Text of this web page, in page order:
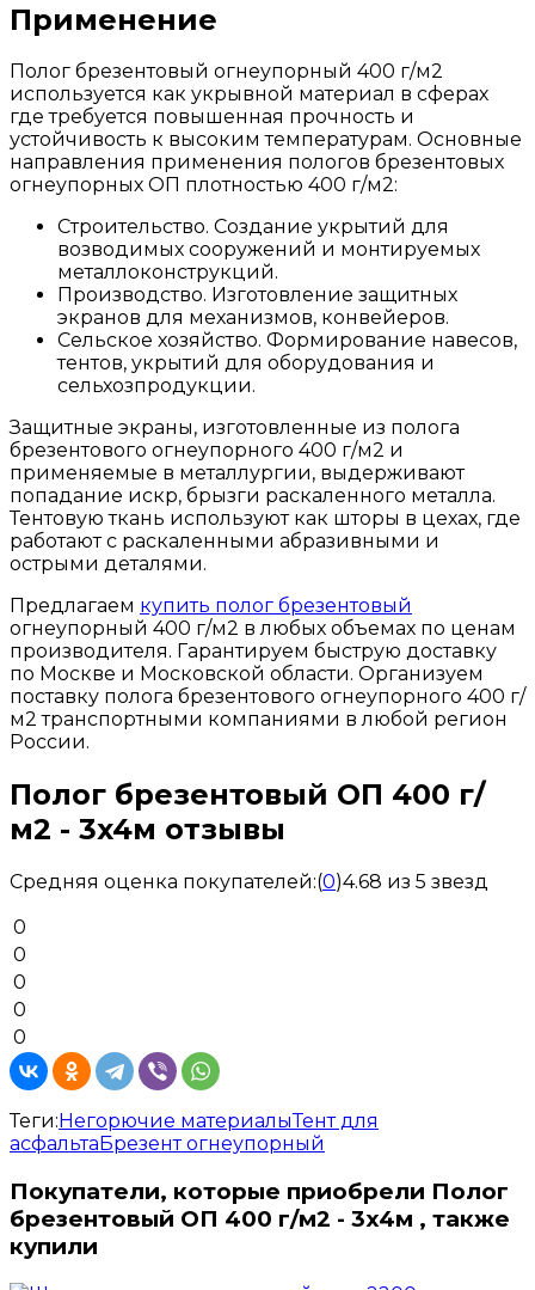
Применение
Полог брезентовый огнеупорный 400 г/м2
используется как укрывной материал в сферах
где требуется повышенная прочность и
устойчивость к высоким температурам. Основные
направления применения пологов брезентовых
огнеупорных ОП плотностью 400 г/м2:
Строительство. Создание укрытий для
возводимых сооружений и монтируемых
металлоконструкций.
Производство. Изготовление защитных
экранов для механизмов, конвейеров.
Сельское хозяйство. Формирование навесов,
тентов, укрытий для оборудования и
сельхозпродукции.
Защитные экраны, изготовленные из полога
брезентового огнеупорного 400 г/м2 и
применяемые в металлургии, выдерживают
попадание искр, брызги раскаленного металла.
Тентовую ткань используют как шторы в цехах, где
работают с раскаленными абразивными и
острыми деталями.
Предлагаем купить полог брезентовый
огнеупорный 400 г/м2 в любых объемах по ценам
производителя. Гарантируем быструю доставку
по Москве и Московской области. Организуем
поставку полога брезентового огнеупорного 400 г/
м2 транспортными компаниями в любой регион
России.
Полог брезентовый ОП 400 г/
м2 - 3x4м отзывы
Средняя оценка покупателей:(0)4.68 из 5 звезд
0
0
0
0
0
Теги: Негорючие материалыТент для
асфальта Брезент огнеупорный
Покупатели, которые приобрели Полог
брезентовый ОП 400 г/м2 - 3x4м , также
купили